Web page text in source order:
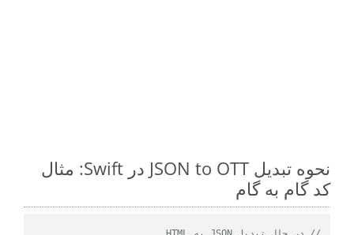
نحوه تبدیل JSON to OTT در Swift: مثال
کد گام به گام